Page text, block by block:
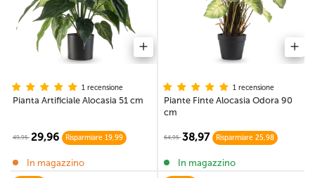
1 recensione
Pianta Artificiale Alocasia 51 cm
49,95 29,96 Risparmiare 19,99
In magazzino
1 recensione
Piante Finte Alocasia Odora 90
cm
64,95 38,97 Risparmiare 25,98
In magazzino